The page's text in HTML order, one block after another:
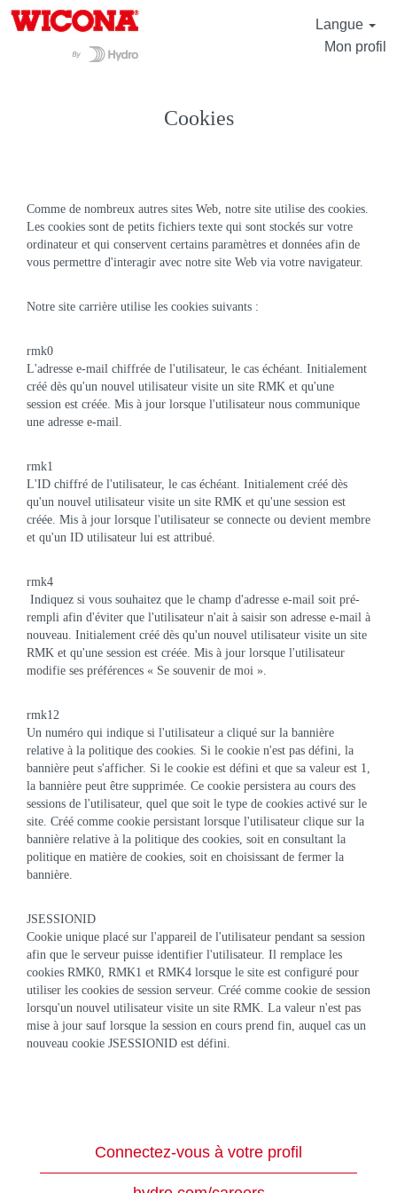
Langue
Mon profil
Cookies
Comme de nombreux autres sites Web, notre site utilise des cookies.
Les cookies sont de petits fichiers texte qui sont stockés sur votre
ordinateur et qui conservent certains paramètres et données afin de
vous permettre d'interagir avec notre site Web via votre navigateur.
Notre site carrière utilise les cookies suivants :
rmk0
L'adresse e-mail chiffrée de l'utilisateur, le cas échéant. Initialement
créé dès qu'un nouvel utilisateur visite un site RMK et qu'une
session est créée. Mis à jour lorsque l'utilisateur nous communique
une adresse e-mail.
rmk1
L'ID chiffré de l'utilisateur, le cas échéant. Initialement créé dès
qu'un nouvel utilisateur visite un site RMK et qu'une session est
créée. Mis à jour lorsque l'utilisateur se connecte ou devient membre
et qu'un ID utilisateur lui est attribué.
rmk4
Indiquez si vous souhaitez que le champ d'adresse e-mail soit pré-
rempli afin d'éviter que l'utilisateur n'ait à saisir son adresse e-mail à
nouveau. Initialement créé dès qu'un nouvel utilisateur visite un site
RMK et qu'une session est créée. Mis à jour lorsque l'utilisateur
modifie ses préférences « Se souvenir de moi ».
rmk12
Un numéro qui indique si l'utilisateur a cliqué sur la bannière
relative à la politique des cookies. Si le cookie n'est pas défini, la
bannière peut s'afficher. Si le cookie est défini et que sa valeur est 1,
la bannière peut être supprimée. Ce cookie persistera au cours des
sessions de l'utilisateur, quel que soit le type de cookies activé sur le
site. Créé comme cookie persistant lorsque l'utilisateur clique sur la
bannière relative à la politique des cookies, soit en consultant la
politique en matière de cookies, soit en choisissant de fermer la
bannière.
JSESSIONID
Cookie unique placé sur l'appareil de l'utilisateur pendant sa session
afin que le serveur puisse identifier l'utilisateur. Il remplace les
cookies RMK0, RMK1 et RMK4 lorsque le site est configuré pour
utiliser les cookies de session serveur. Créé comme cookie de session
lorsqu'un nouvel utilisateur visite un site RMK. La valeur n'est pas
mise à jour sauf lorsque la session en cours prend fin, auquel cas un
nouveau cookie JSESSIONID est défini.
Connectez-vous à votre profil